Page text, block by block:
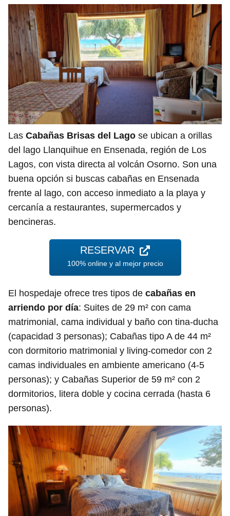
Las Cabañas Brisas del Lago se ubican a orillas
del lago Llanquihue en Ensenada, región de Los
Lagos, con vista directa al volcán Osorno. Son una
buena opción si buscas cabañas en Ensenada
frente al lago, con acceso inmediato a la playa y
cercanía a restaurantes, supermercados y
bencineras.
RESERVAR
100% online y al mejor precio
El hospedaje ofrece tres tipos de cabañas en
arriendo por día: Suites de 29 m² con cama
matrimonial, cama individual y baño con tina-ducha
(capacidad 3 personas); Cabañas tipo A de 44 m²
con dormitorio matrimonial y living-comedor con 2
camas individuales en ambiente americano (4-5
personas); y Cabañas Superior de 59 m² con 2
dormitorios, litera doble y cocina cerrada (hasta 6
personas).